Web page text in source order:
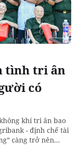
tình tri ân
có
khí tri ân bao
- định chế tài
càng trở nên...